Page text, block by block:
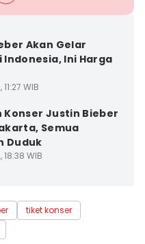
Akan Gelar
Indonesia, Ini Harga
WIB
Konser Justin Bieber
Semua
Duduk
18:38 WIB
tiket konser